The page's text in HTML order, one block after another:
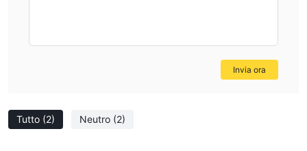
Tutto (2) Neutro (2)
Invia ora